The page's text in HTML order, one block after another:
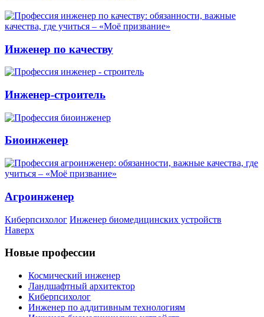
Инженер по качеству
Инженер-строитель
Биоинженер
Агроинженер
Киберпсихолог Инженер биомедицинских устройств
Наверх
Новые профессии
Космический инженер
Ландшафтный архитектор
Киберпсихолог
Инженер по аддитивным технологиям